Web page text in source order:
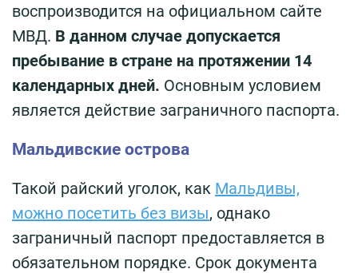
воспроизводится на официальном сайте
МВД. В данном случае допускается
пребывание в стране на протяжении 14
календарных дней. Основным условием
является действие заграничного паспорта.
Мальдивские острова
Такой райский уголок, как Мальдивы,
можно посетить без визы, однако
заграничный паспорт предоставляется в
обязательном порядке. Срок документа